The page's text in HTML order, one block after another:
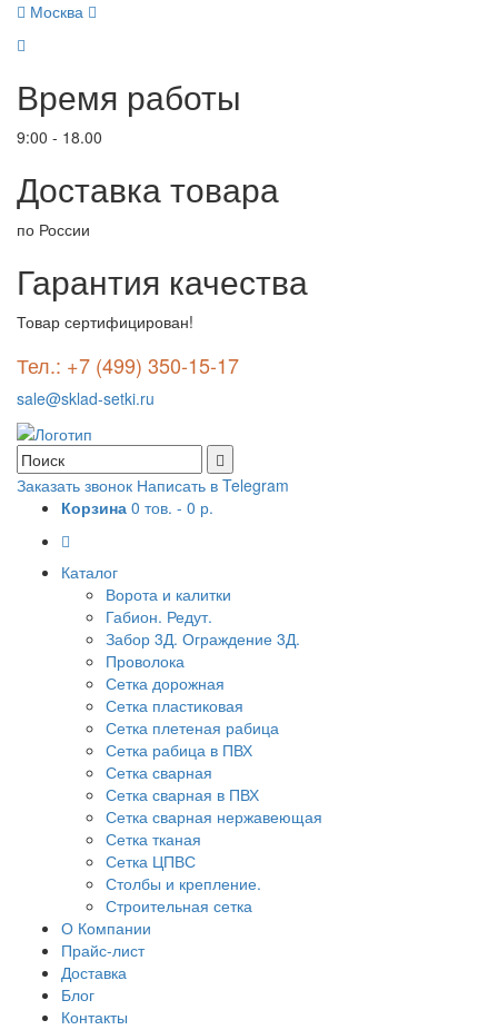
Москва
Время работы
9:00 - 18.00
Доставка товара
по России
Гарантия качества
Товар сертифицирован!
Тел.: +7 (499) 350-15-17
sale@sklad-setki.ru
Заказать звонок Написать в Telegram
Корзина 0 тов. - 0 р.
Каталог
Ворота и калитки
Габион. Редут.
Забор 3Д. Ограждение 3Д.
Проволока
Сетка дорожная
Сетка пластиковая
Сетка плетеная рабица
Сетка рабица в ПВХ
Сетка сварная
Сетка сварная в ПВХ
Сетка сварная нержавеющая
Сетка тканая
Сетка ЦПВС
Столбы и крепление.
Строительная сетка
О Компании
Прайс-лист
Доставка
Блог
Контакты